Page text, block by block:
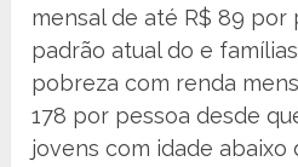
mensal de até R$ 89 por
padrão atual do e
pobreza com renda
178 por pessoa desde
jovens com idade abaixo